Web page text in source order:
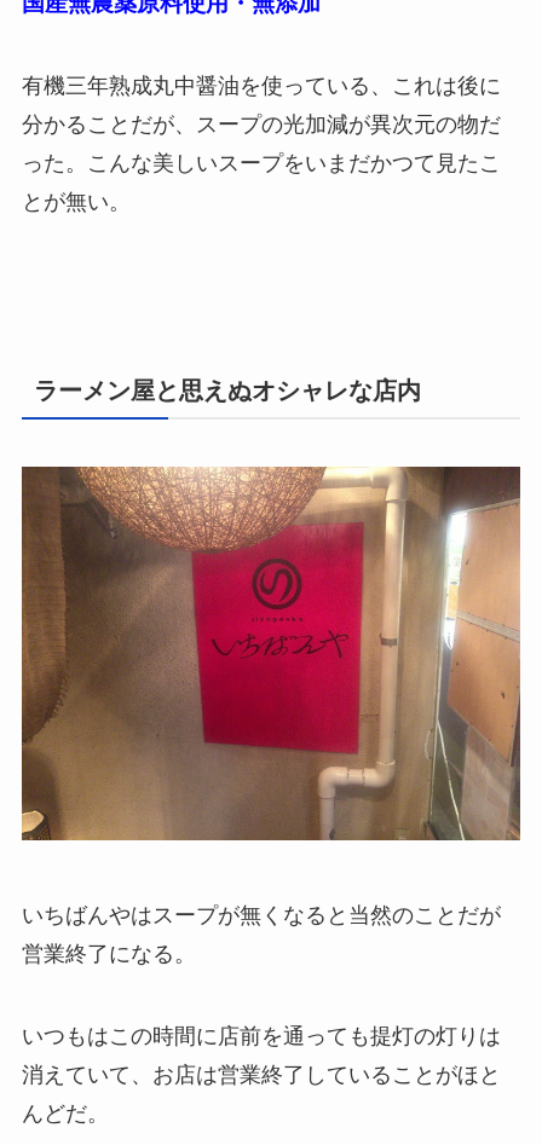
有機三年熟成丸中醤油を使っている、これは後に
分かることだが、スープの光加減が異次元の物だ
った。こんな美しいスープをいまだかつて見たこ
とが無い。
ラーメン屋と思えぬオシャレな店内
いちばんやはスープが無くなると当然のことだが
営業終了になる。
いつもはこの時間に店前を通っても提灯の灯りは
消えていて、お店は営業終了していることがほと
んどだ。